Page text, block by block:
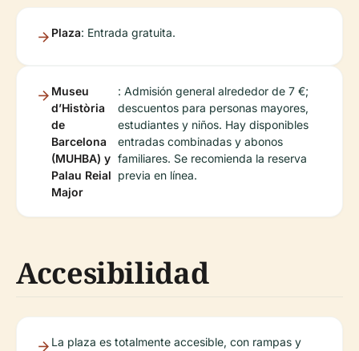
Plaza: Entrada gratuita.
Museu
d’Història
de
Barcelona
(MUHBA) y
Palau Reial
Major
: Admisión general alrededor de 7 €;
descuentos para personas mayores,
estudiantes y niños. Hay disponibles
entradas combinadas y abonos
familiares. Se recomienda la reserva
previa en línea.
Accesibilidad
La plaza es totalmente accesible, con rampas y